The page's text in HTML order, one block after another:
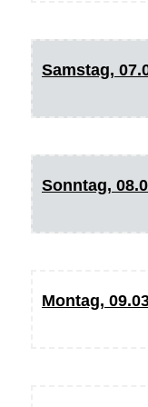
Samstag,
Sonntag,
Montag,